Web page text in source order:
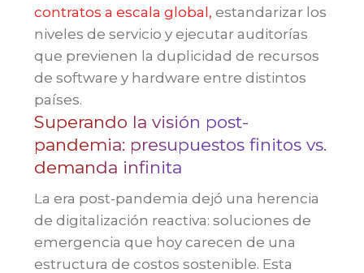
contratos a escala global, estandarizar los
niveles de servicio y ejecutar auditorías
que previenen la duplicidad de recursos
de software y hardware entre distintos
países.
Superando la visión post-
pandemia: presupuestos finitos vs.
demanda infinita
La era post-pandemia dejó una herencia
de digitalización reactiva: soluciones de
emergencia que hoy carecen de una
estructura de costos sostenible. Esta